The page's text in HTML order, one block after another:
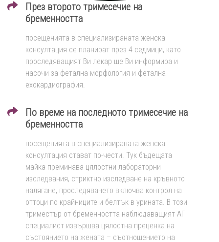
През второто тримесечие на
бременността
посещенията в специализираната женска
консултация се планират през 4 седмици, като
проследяващият Ви лекар ще Ви информира и
насочи за фетална морфология и фетална
ехокардиография.
По време на последното тримесечие на
бременността
посещенията в специализираната женска
консултация стават по-чести. Тук бъдещата
майка преминава цялостни лабораторни
изследвания, стриктно изследване на кръвното
налягане, проследяването включва контрол на
оттоци по крайниците и белтък в урината. В този
триместър от бременността наблюдаващият АГ
специалист извършва цялостна преценка на
състоянието на жената – съотношението на